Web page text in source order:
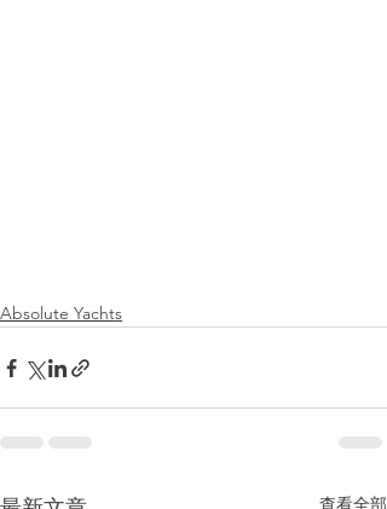
Absolute Yachts
查看全部